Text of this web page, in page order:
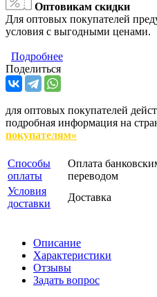
Оптовикам скидки
Для оптовых покупателей
условия с выгодными ценами.
Подробнее
Поделиться
для оптовых покупателей
подробная информация на
покупателям»
Способы
оплаты
Оплата
переводом
Условия
доставки
Доставка
Описание
Характеристики
Отзывы
Задать вопрос